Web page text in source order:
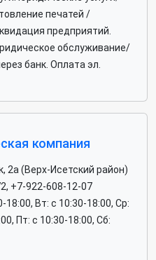
печатей /
предприятий.
обслуживание/
банк. Оплата эл.
компания
2а (Верх-Исетский район)
+7-922-608-12-07
18:00, Вт: c 10:30-18:00, Ср:
Пт: c 10:30-18:00, Сб: